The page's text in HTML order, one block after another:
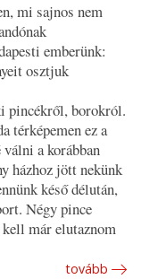
mi sajnos nem
emberünk:
osztjuk
pincékről, borokról.
térképemen ez a
a korábban
házhoz jött nekünk
késő délután,
Négy pince
már elutaznom
tovább